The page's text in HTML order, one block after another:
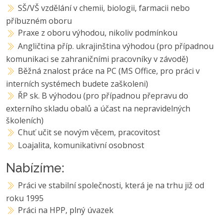
SŠ/VŠ vzdělání v chemii, biologii, farmacii nebo
příbuzném oboru
Praxe z oboru výhodou, nikoliv podmínkou
Angličtina příp. ukrajinština výhodou (pro případnou
komunikaci se zahraničními pracovníky v závodě)
Běžná znalost práce na PC (MS Office, pro práci v
interních systémech budete zaškoleni)
ŘP sk. B výhodou (pro případnou přepravu do
externího skladu obalů a účast na nepravidelných
školeních)
Chuť učit se novým věcem, pracovitost
Loajalita, komunikativní osobnost
Nabízíme:
Práci ve stabilní společnosti, která je na trhu již od
roku 1995
Práci na HPP, plný úvazek